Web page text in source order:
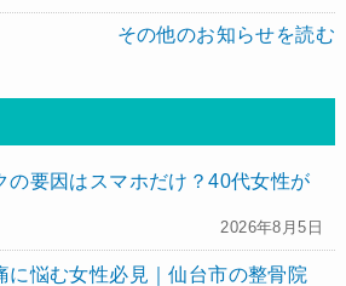
その他のお知らせを読む
の要因はスマホだけ？40代女性が
2026年8月5日
に悩む女性必見｜仙台市の整骨院